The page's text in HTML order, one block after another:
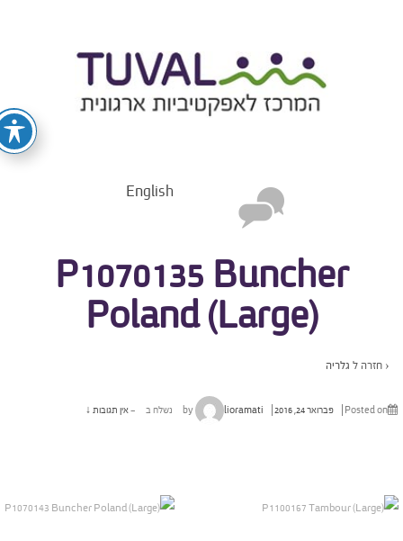
English
P1070135 Buncher
Poland (Large)
‹ חזרה לגלריה
Posted on פברואר 24, 2016 by
lioramati נשלח ב — אין תגובות ↓